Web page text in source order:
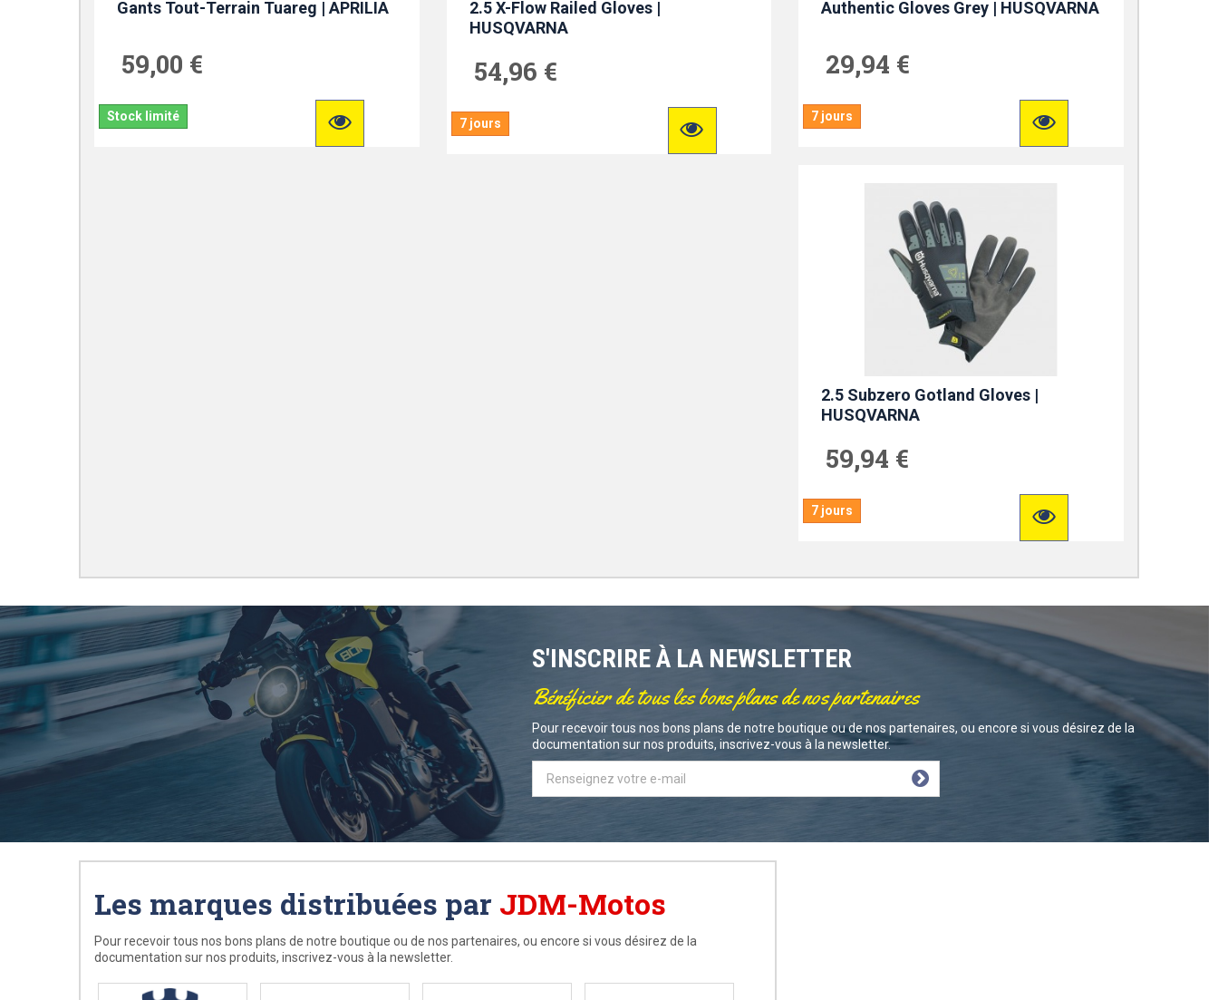
Gants Tout-Terrain Tuareg | APRILIA
59,00 €
Stock limité
2.5 X-Flow Railed Gloves |
HUSQVARNA
54,96 €
7 jours
Authentic Gloves Grey | HUSQVARNA
29,94 €
7 jours
2.5 Subzero Gotland Gloves |
HUSQVARNA
59,94 €
7 jours
S'INSCRIRE À LA NEWSLETTER
Bénéficier de tous les bons plans de nos partenaires
Pour recevoir tous nos bons plans de notre boutique ou de nos partenaires, ou encore si vous désirez de la
documentation sur nos produits, inscrivez-vous à la newsletter.
Les marques distribuées par JDM-Motos
Pour recevoir tous nos bons plans de notre boutique ou de nos partenaires, ou encore si vous désirez de la
documentation sur nos produits, inscrivez-vous à la newsletter.